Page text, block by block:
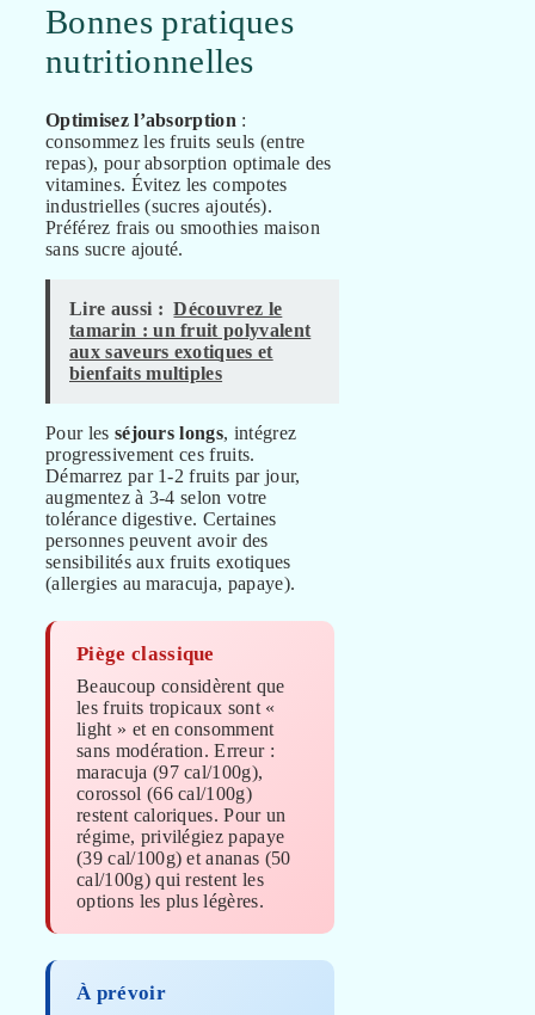
Bonnes pratiques
nutritionnelles
Optimisez l’absorption :
consommez les fruits seuls (entre
repas), pour absorption optimale des
vitamines. Évitez les compotes
industrielles (sucres ajoutés).
Préférez frais ou smoothies maison
sans sucre ajouté.
Lire aussi : Découvrez le
tamarin : un fruit polyvalent
aux saveurs exotiques et
bienfaits multiples
Pour les séjours longs, intégrez
progressivement ces fruits.
Démarrez par 1-2 fruits par jour,
augmentez à 3-4 selon votre
tolérance digestive. Certaines
personnes peuvent avoir des
sensibilités aux fruits exotiques
(allergies au maracuja, papaye).
Piège classique
Beaucoup considèrent que
les fruits tropicaux sont «
light » et en consomment
sans modération. Erreur :
maracuja (97 cal/100g),
corossol (66 cal/100g)
restent caloriques. Pour un
régime, privilégiez papaye
(39 cal/100g) et ananas (50
cal/100g) qui restent les
options les plus légères.
À prévoir